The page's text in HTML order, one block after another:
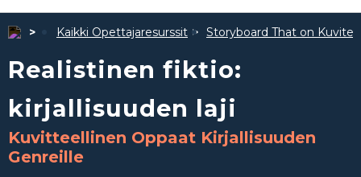
Kaikki Opettajaresurssit Storyboard That on
Realistinen fiktio:
kirjallisuuden laji
Kuvitteellinen Oppaat Kirjallisuuden
Genreille